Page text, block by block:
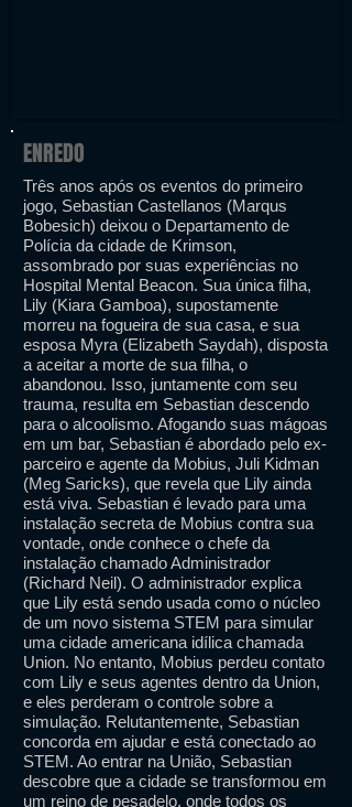
ENREDO
Três anos após os eventos do primeiro
jogo, Sebastian Castellanos (Marqus
Bobesich) deixou o Departamento de
Polícia da cidade de Krimson,
assombrado por suas experiências no
Hospital Mental Beacon. Sua única filha,
Lily (Kiara Gamboa), supostamente
morreu na fogueira de sua casa, e sua
esposa Myra (Elizabeth Saydah), disposta
a aceitar a morte de sua filha, o
abandonou. Isso, juntamente com seu
trauma, resulta em Sebastian descendo
para o alcoolismo. Afogando suas mágoas
em um bar, Sebastian é abordado pelo ex-
parceiro e agente da Mobius, Juli Kidman
(Meg Saricks), que revela que Lily ainda
está viva. Sebastian é levado para uma
instalação secreta de Mobius contra sua
vontade, onde conhece o chefe da
instalação chamado Administrador
(Richard Neil). O administrador explica
que Lily está sendo usada como o núcleo
de um novo sistema STEM para simular
uma cidade americana idílica chamada
Union. No entanto, Mobius perdeu contato
com Lily e seus agentes dentro da Union,
e eles perderam o controle sobre a
simulação. Relutantemente, Sebastian
concorda em ajudar e está conectado ao
STEM. Ao entrar na União, Sebastian
descobre que a cidade se transformou em
um reino de pesadelo, onde todos os